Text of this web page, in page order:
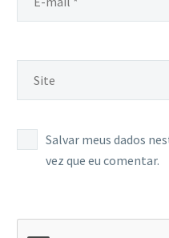
Salvar meus dados
vez que eu comentar.